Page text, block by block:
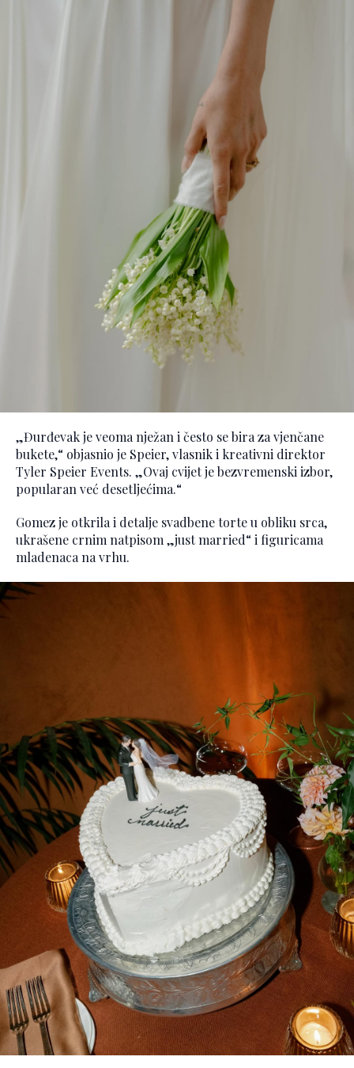
„Đurđevak je veoma nježan i često se bira za vjenčane
bukete,“ objasnio je Speier, vlasnik i kreativni direktor
Tyler Speier Events. „Ovaj cvijet je bezvremenski izbor,
popularan već desetljećima.“
Gomez je otkrila i detalje svadbene torte u obliku srca,
ukrašene crnim natpisom „just married“ i figuricama
mladenaca na vrhu.